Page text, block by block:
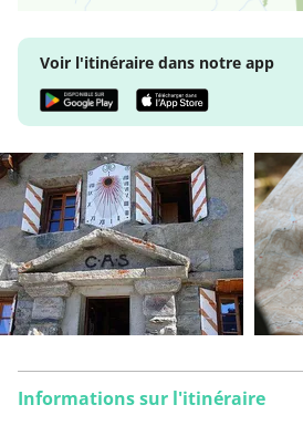
Voir l'itinéraire dans notre app
Informations sur l'itinéraire